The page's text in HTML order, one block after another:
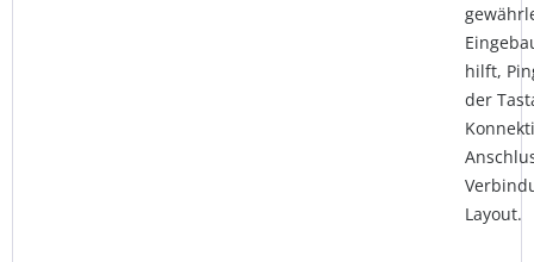
hilft,
der
Layout.